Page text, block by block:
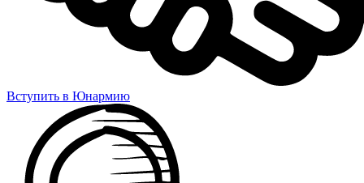
Вступить в Юнармию